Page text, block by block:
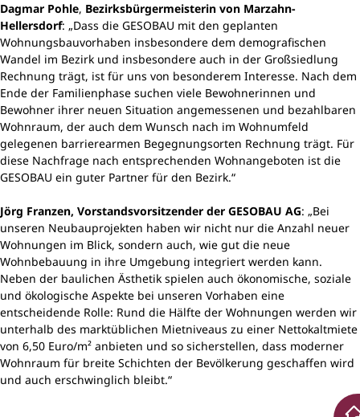
Dagmar Pohle, Bezirksbürgermeisterin von Marzahn-
Hellersdorf: „Dass die GESOBAU mit den geplanten
Wohnungsbauvorhaben insbesondere dem demografischen
Wandel im Bezirk und insbesondere auch in der Großsiedlung
Rechnung trägt, ist für uns von besonderem Interesse. Nach dem
Ende der Familienphase suchen viele Bewohnerinnen und
Bewohner ihrer neuen Situation angemessenen und bezahlbaren
Wohnraum, der auch dem Wunsch nach im Wohnumfeld
gelegenen barrierearmen Begegnungsorten Rechnung trägt. Für
diese Nachfrage nach entsprechenden Wohnangeboten ist die
GESOBAU ein guter Partner für den Bezirk.“
Jörg Franzen, Vorstandsvorsitzender der GESOBAU AG: „Bei
unseren Neubauprojekten haben wir nicht nur die Anzahl neuer
Wohnungen im Blick, sondern auch, wie gut die neue
Wohnbebauung in ihre Umgebung integriert werden kann.
Neben der baulichen Ästhetik spielen auch ökonomische, soziale
und ökologische Aspekte bei unseren Vorhaben eine
entscheidende Rolle: Rund die Hälfte der Wohnungen werden wir
unterhalb des marktüblichen Mietniveaus zu einer Nettokaltmiete
von 6,50 Euro/m² anbieten und so sicherstellen, dass moderner
Wohnraum für breite Schichten der Bevölkerung geschaffen wird
und auch erschwinglich bleibt.“